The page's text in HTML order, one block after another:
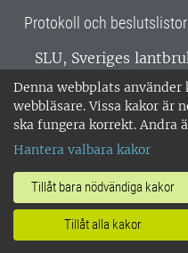
Denna webbplats
webbläsare. Vissa kakor är
ska fungera korrekt. Andra
Hantera valbara kakor
Tillåt bara nödvändiga kakor
Tillåt alla kakor
Protokoll och beslutslistor
SLU, Sveriges
verksamhet över
Alnarp, Uppsala och
miljöcertifierat enligt
018-67 10 00 • Org
Om SLU:s webbplatser
•Hantera kakor•
personuppgifter